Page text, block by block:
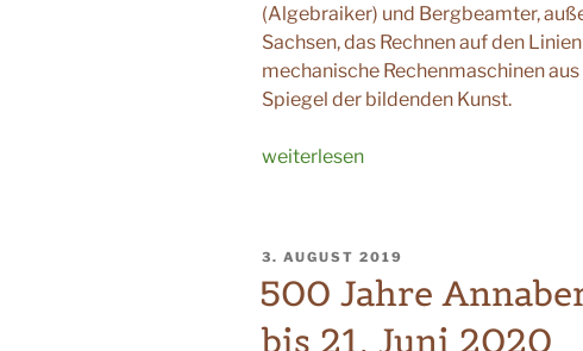
(Algebraiker) und Bergbeamter,
Sachsen, das Rechnen auf den
mechanische Rechenmaschinen
Spiegel der bildenden Kunst.
„Adam-
Erzgebirgsmuseum“
weiterlesen
VERÖFFENTLICHT
3. AUGUST 2019
500 Jahre
bis 21. Juni 2020